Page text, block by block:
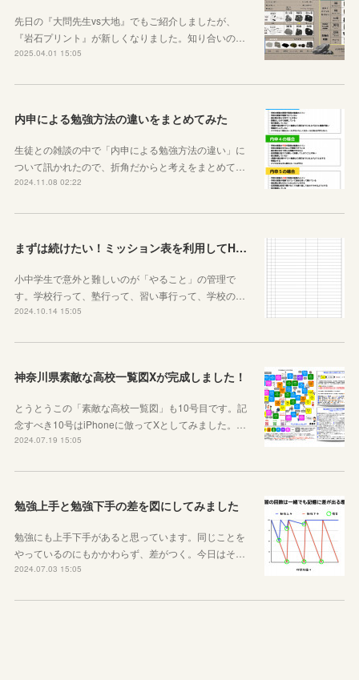
先日の『大問先生vs大地』でもご紹介しましたが、
『岩石プリント』が新しくなりました。知り合いの…
2025.04.01 15:05
内申による勉強方法の違いをまとめてみた
生徒との雑談の中で「内申による勉強方法の違い」に
ついて訊かれたので、折角だからと考えをまとめて…
2024.11.08 02:22
まずは続けたい！ミッション表を利用してHOME個別指導塾からのミッションを遂行せよ
小中学生で意外と難しいのが「やること」の管理で
す。学校行って、塾行って、習い事行って、学校の…
2024.10.14 15:05
神奈川県素敵な高校一覧図Xが完成しました！
とうとうこの「素敵な高校一覧図」も10号目です。記
念すべき10号はiPhoneに倣ってXとしてみました。…
2024.07.19 15:05
勉強上手と勉強下手の差を図にしてみました
勉強にも上手下手があると思っています。同じことを
やっているのにもかかわらず、差がつく。今日はそ…
2024.07.03 15:05